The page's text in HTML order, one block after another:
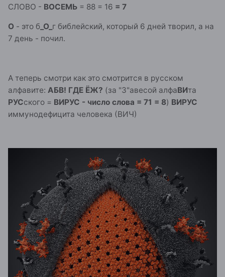
СЛОВО - ВОСЕМЬ = 88 = 16 = 7
О - это б _О_ г библейский, который 6 дней творил, а на
7 день - почил.
А теперь смотри как это смотрится в русском
алфавите: АБВ! ГДЕ ЁЖ? (за "З"авесой алфаВИта
РУСского = ВИРУС - число слова = 71 = 8) ВИРУС
иммунодефицита человека (ВИЧ)